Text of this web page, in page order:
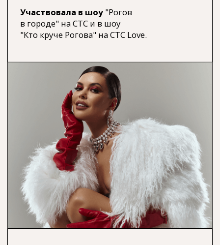
Участвовала в творческих
в тандеме с Максимом
Сапожниковым. Работаю в качестве
персонального Шопера, формирую
гардеробы клиентов много лет.
Имею большой опыт в работе
с клиентами по всеми миру. Умею
вдохновлять людей на перемены.
и международными. Так же участвую
в коллаборациях с российскими
дизайнерами и создаю капсулы.